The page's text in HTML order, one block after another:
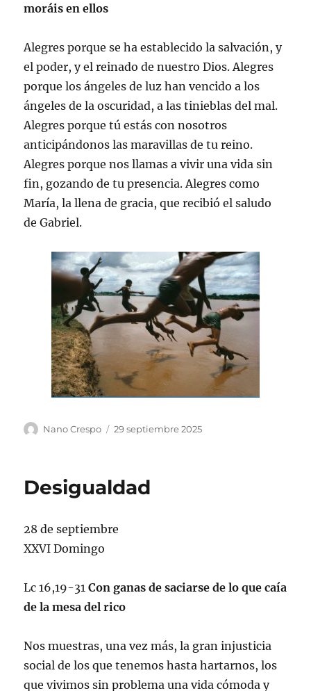
moráis en ellos
Alegres porque se ha establecido la salvación, y
el poder, y el reinado de nuestro Dios. Alegres
porque los ángeles de luz han vencido a los
ángeles de la oscuridad, a las tinieblas del mal.
Alegres porque tú estás con nosotros
anticipándonos las maravillas de tu reino.
Alegres porque nos llamas a vivir una vida sin
fin, gozando de tu presencia. Alegres como
María, la llena de gracia, que recibió el saludo
de Gabriel.
Autor
Nano Crespo
Publicado
29 septiembre 2025
Desigualdad
28 de septiembre
XXVI Domingo
Lc 16,19-31Con ganas de saciarse de lo que caía
de la mesa del rico
Nos muestras, una vez más, la gran injusticia
social de los que tenemos hasta hartarnos, los
que vivimos sin problema una vida cómoda y